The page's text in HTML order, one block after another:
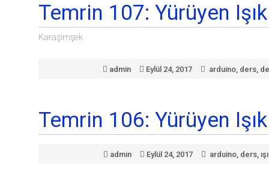
Temrin 107: Yürüyen
Karaşimşek
admin Eylül 24, 2017 arduino, ders,
Temrin 106: Yürüyen
admin Eylül 24, 2017 arduino, ders,